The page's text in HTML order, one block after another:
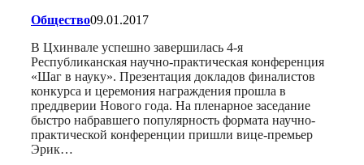
Общество09.01.2017
В Цхинвале успешно завершилась 4-я
Республиканская научно-практическая конференция
«Шаг в науку». Презентация докладов финалистов
конкурса и церемония награждения прошла в
преддверии Нового года. На пленарное заседание
быстро набравшего популярность формата научно-
практической конференции пришли вице-премьер
Эрик…